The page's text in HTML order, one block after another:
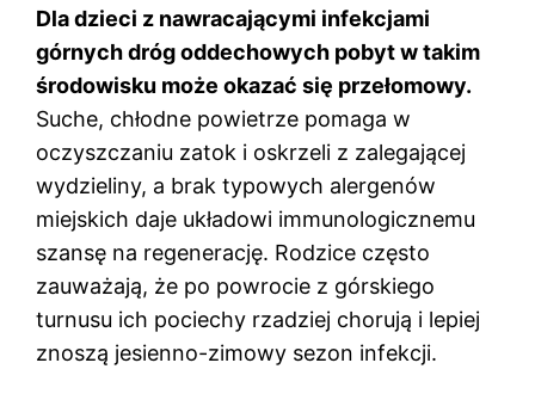
Dla dzieci z nawracającymi infekcjami
górnych dróg oddechowych pobyt w takim
środowisku może okazać się przełomowy.
Suche, chłodne powietrze pomaga w
oczyszczaniu zatok i oskrzeli z zalegającej
wydzieliny, a brak typowych alergenów
miejskich daje ukła­dowi immunologicznemu
szansę na regenerację. Rodzice często
zauważają, że po powrocie z górskiego
turnusu ich pociechy rzadziej chorują i lepiej
znoszą jesienno-zimowy sezon infekcji.